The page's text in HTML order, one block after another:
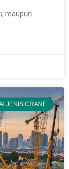
maupun
JENIS CRANE